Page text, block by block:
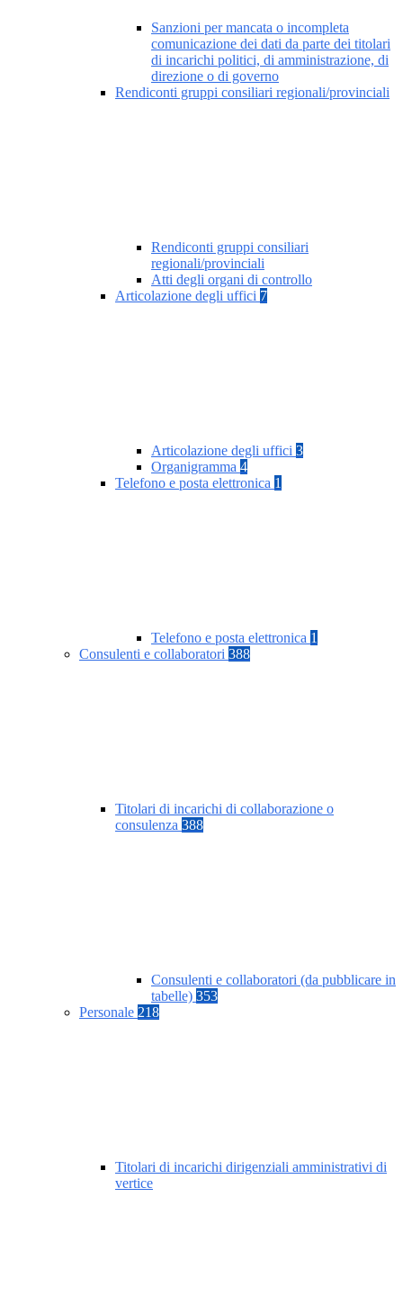
Sanzioni per mancata o incompleta
comunicazione dei dati da parte dei titolari
di incarichi politici, di amministrazione, di
direzione o di governo
Rendiconti gruppi consiliari regionali/provinciali
Rendiconti gruppi consiliari
regionali/provinciali
Atti degli organi di controllo
Articolazione degli uffici 7
Articolazione degli uffici 3
Organigramma 4
Telefono e posta elettronica 1
Telefono e posta elettronica 1
Consulenti e collaboratori 388
Titolari di incarichi di collaborazione o
consulenza 388
Consulenti e collaboratori (da pubblicare in
tabelle) 353
Personale 218
Titolari di incarichi dirigenziali amministrativi di
vertice